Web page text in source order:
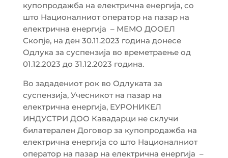
купопродажба на електрична енергија, со
што Националниот оператор на пазар на
електрична енергија – МЕМО ДООЕЛ
Скопје, на ден 30.11.2023 година донесе
Одлука за суспензија во времетраење од
01.12.2023 до 31.12.2023 година.
Во зададениот рок во Одлуката за
суспензија, Учесникот на пазар на
електрична енергија, ЕУРОНИКЕЛ
ИНДУСТРИ ДОО Кавадарци не склучи
билатерален Договор за купопродажба на
електрична енергија со што Националниот
оператор на пазар на електрична енергија –